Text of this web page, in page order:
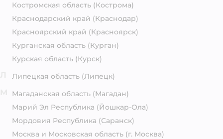
Костромская область (Кострома)
Краснодарский край (Краснодар)
Красноярский край (Красноярск)
Курганская область (Курган)
Курская область (Курск)
Липецкая область (Липецк)
Магаданская область (Магадан)
Марий Эл Республика (Йошкар-Ола)
Мордовия Республика (Саранск)
Москва и Московская область (г. Москва)